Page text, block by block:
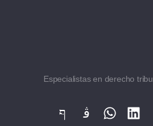
Especialistas en derecho